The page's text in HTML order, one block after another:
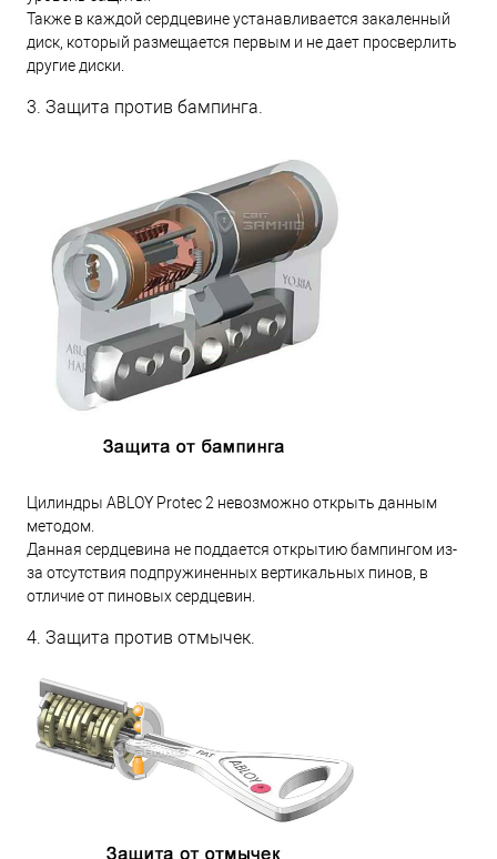
Также в каждой сердцевине устанавливается закаленный
диск, который размещается первым и не дает просверлить
другие диски.
3. Защита против бампинга.
Цилиндры ABLOY Protec 2 невозможно открыть данным
методом.
Данная сердцевина не поддается открытию бампингом из-
за отсутствия подпружиненных вертикальных пинов, в
отличие от пиновых сердцевин.
4. Защита против отмычек.